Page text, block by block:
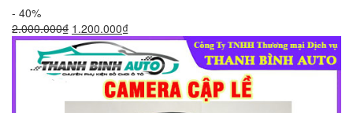
- 40%
2.000.000₫ Giá
gốc
là:
2.000.000₫.
1.200.000₫Giá
hiện
tại
là:
1.200.000₫.